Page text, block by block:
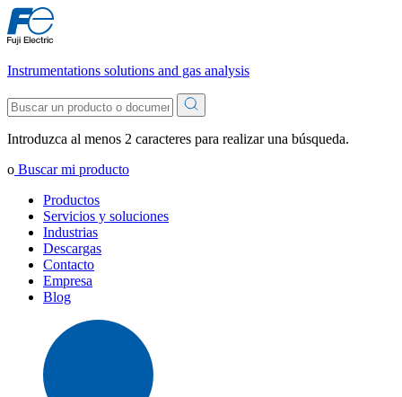
Instrumentations solutions and gas analysis
Introduzca al menos 2 caracteres para realizar una búsqueda.
o Buscar mi producto
Productos
Servicios y soluciones
Industrias
Descargas
Contacto
Empresa
Blog